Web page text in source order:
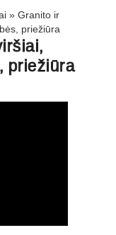
» Granito ir
priežiūra
priežiūra